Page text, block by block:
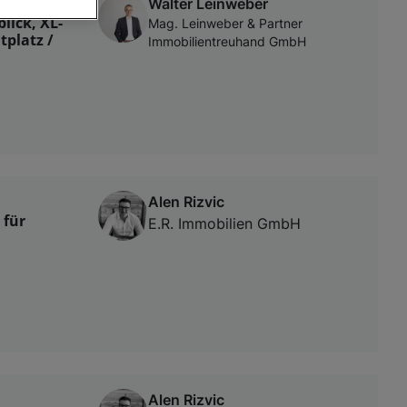
XL-
/
Mag. Leinweber & Partner
Immobilientreuhand GmbH
für
Alen Rizvic
E.R. Immobilien GmbH
Alen Rizvic
oder Zugriff